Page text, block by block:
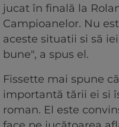
jucat în finală la
Campioanelor. Nu
aceste situatii si să
bune", a spus el.
Fissette mai spune
importantă tării ei si
roman. El este